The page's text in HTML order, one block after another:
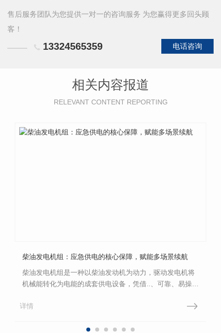
售后服务团队为您提供一对一的咨询服务 为您赢得更多回头顾
客！
13324565359 电话咨询
相关内容报道
RELEVANT CONTENT REPORTING
柴油发电机组：应急供电的核心保障，赋能多场景续航
柴油发电机组是一种以柴油发动机为动力，驱动发电机将
机械能转化为电能的成套供电设备，凭借..、可靠、易操作
为生产生活、工程建设等场景筑牢电力保障防线。其核心
应高温、低温、高海拔等复杂工况，可在市电中断后几秒
详情